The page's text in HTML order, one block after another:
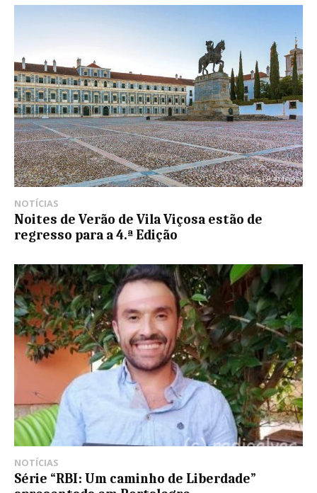
NOTÍCIAS
Noites de Verão de Vila Viçosa estão de
regresso para a 4.ª Edição
NOTÍCIAS
Série “RBI: Um caminho de Liberdade”